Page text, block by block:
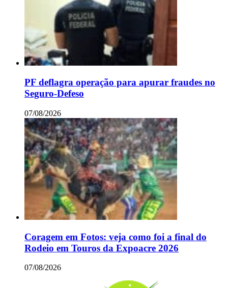
PF deflagra operação para apurar fraudes no
Seguro-Defeso
07/08/2026
Coragem em Fotos: veja como foi a final do
Rodeio em Touros da Expoacre 2026
07/08/2026